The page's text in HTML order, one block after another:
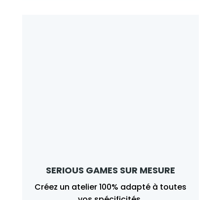
SERIOUS GAMES SUR MESURE
Créez un atelier 100% adapté à toutes